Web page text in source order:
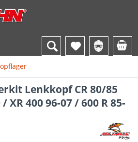
Lenkkopf CR 80/85
XR 400 96-07 / 600 R 85-